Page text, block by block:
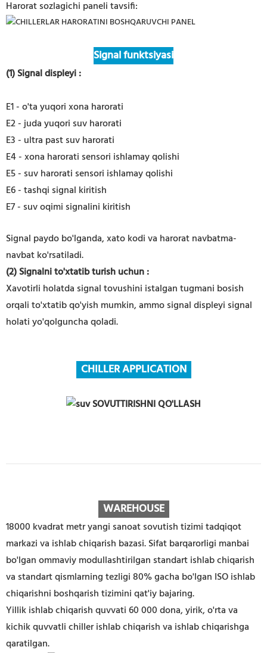
Harorat sozlagichi paneli tavsifi:
Signal funktsiyasi
(1) Signal displeyi:
E1 - o'ta yuqori xona harorati
E2 - juda yuqori suv harorati
E3 - ultra past suv harorati
E4 - xona harorati sensori ishlamay qolishi
E5 - suv harorati sensori ishlamay qolishi
E6 - tashqi signal kiritish
E7 - suv oqimi signalini kiritish
Signal paydo bo'lganda, xato kodi va harorat navbatma-
navbat ko'rsatiladi.
(2) Signalni to'xtatib turish uchun:
Xavotirli holatda signal tovushini istalgan tugmani bosish
orqali to'xtatib qo'yish mumkin, ammo signal displeyi signal
holati yo'qolguncha qoladi.
CHILLER APPLICATION
WAREHOUSE
18000 kvadrat metr yangi sanoat sovutish tizimi tadqiqot
markazi va ishlab chiqarish bazasi. Sifat barqarorligi manbai
bo'lgan ommaviy modullashtirilgan standart ishlab chiqarish
va standart qismlarning tezligi 80% gacha bo'lgan ISO ishlab
chiqarishni boshqarish tizimini qat'iy bajaring.
Yillik ishlab chiqarish quvvati 60 000 dona, yirik, o'rta va
kichik quvvatli chiller ishlab chiqarish va ishlab chiqarishga
qaratilgan.